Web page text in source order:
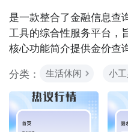
是一款整合了金融信息查
工具的综合性服务平台，
核心功能简介​​提供​​金价查
分类：
生活休闲 小